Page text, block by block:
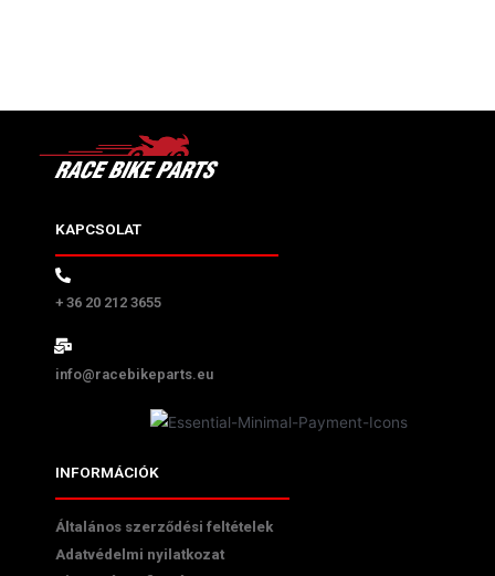
KAPCSOLAT
+ 36 20 212 3655
info@racebikeparts.eu
INFORMÁCIÓK
Általános szerződési feltételek
Adatvédelmi nyilatkozat